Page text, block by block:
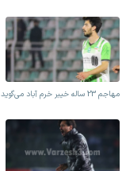
مهاجم 23 ساله خیبر خرم آباد می‌گوید هدف اصلی‌اش بازی در لیگ‌های انگلیس یا ایتالیا است.